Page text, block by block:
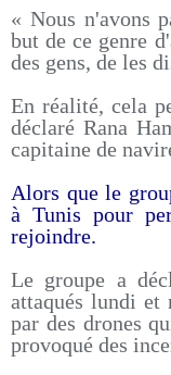
« Nous n'avons
but de ce genre
des gens, de les
En réalité, cela
déclaré Rana
capitaine de
Alors que le
à Tunis pour
rejoindre.
Le groupe a
attaqués lundi et
par des drones
provoqué des